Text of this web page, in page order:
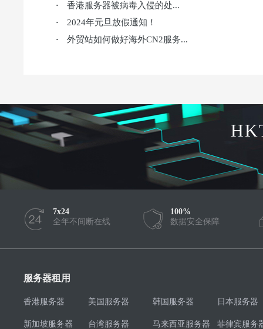
· 香港服务器被病毒入侵的处...
· 2024年元旦放假通知！
· 外贸站如何做好海外CN2服务...
7x24
全年不间断在线
100%
数据安全保障
服务器租用
香港服务器 美国服务器 韩国服务器 日本服务器
新加坡服务器 台湾服务器 马来西亚服务器 菲律宾服务